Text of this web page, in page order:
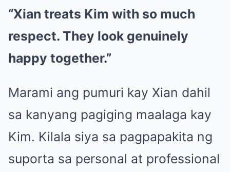
“Xian treats Kim with so much
respect. They look genuinely
happy together.”
Marami ang pumuri kay Xian dahil
sa kanyang pagiging maalaga kay
Kim. Kilala siya sa pagpapakita ng
suporta sa personal at professional